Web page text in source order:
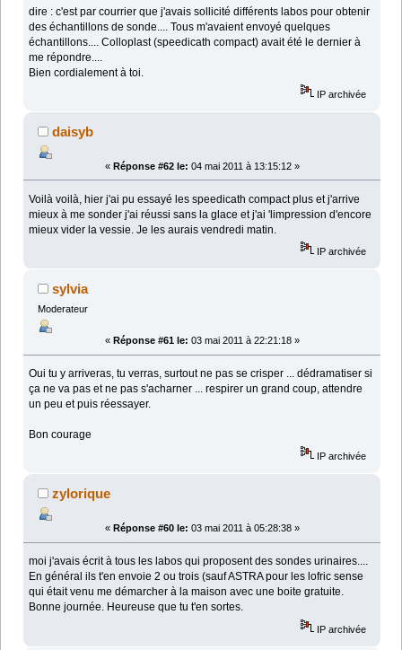
dire : c'est par courrier que j'avais sollicité différents labos pour obtenir
des échantillons de sonde.... Tous m'avaient envoyé quelques
échantillons.... Colloplast (speedicath compact) avait été le dernier à
me répondre....
Bien cordialement à toi.
IP archivée
daisyb
« Réponse #62 le: 04 mai 2011 à 13:15:12 »
Voilà voilà, hier j'ai pu essayé les speedicath compact plus et j'arrive
mieux à me sonder j'ai réussi sans la glace et j'ai 'limpression d'encore
mieux vider la vessie. Je les aurais vendredi matin.
IP archivée
sylvia
Moderateur
« Réponse #61 le: 03 mai 2011 à 22:21:18 »
Oui tu y arriveras, tu verras, surtout ne pas se crisper ... dédramatiser si
ça ne va pas et ne pas s'acharner ... respirer un grand coup, attendre
un peu et puis réessayer.
Bon courage
IP archivée
zylorique
« Réponse #60 le: 03 mai 2011 à 05:28:38 »
moi j'avais écrit à tous les labos qui proposent des sondes urinaires....
En général ils t'en envoie 2 ou trois (sauf ASTRA pour les lofric sense
qui était venu me démarcher à la maison avec une boite gratuite.
Bonne journée. Heureuse que tu t'en sortes.
IP archivée